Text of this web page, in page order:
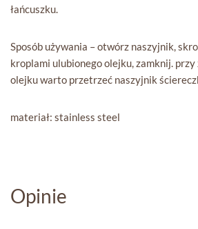
łańcuszku.
Sposób używania – otwórz naszyjnik,
kroplami ulubionego olejku, zamknij. przy
olejku warto przetrzeć naszyjnik
materiał: stainless steel
Opinie